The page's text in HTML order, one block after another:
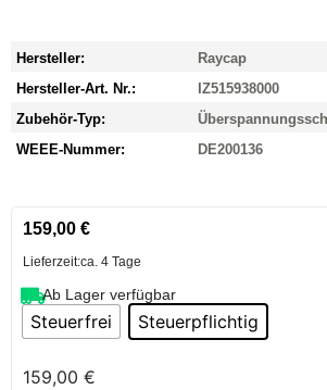
Hersteller:
Raycap
Hersteller-Art. Nr.:
IZ515938000
Zubehör-Typ:
WEEE-Nummer:
DE200136
159,00 €
Lieferzeit:ca. 4 Tage
Ab Lager verfügbar
Steuerfrei Steuerpflichtig
159,00 €